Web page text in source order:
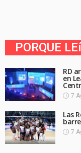
PORQUE
RD
en
7
Las
7